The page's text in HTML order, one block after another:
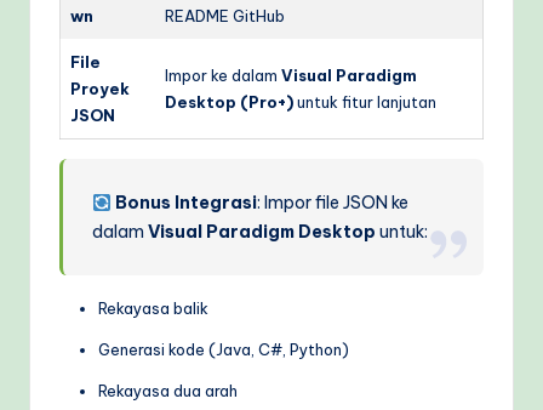
wn
README GitHub
File
Proyek
JSON
Impor ke dalam Visual Paradigm
Desktop (Pro+)untuk fitur lanjutan
Bonus Integrasi: Impor file JSON ke
dalamVisual Paradigm Desktop untuk:
Rekayasa balik
Generasi kode (Java, C#, Python)
Rekayasa dua arah